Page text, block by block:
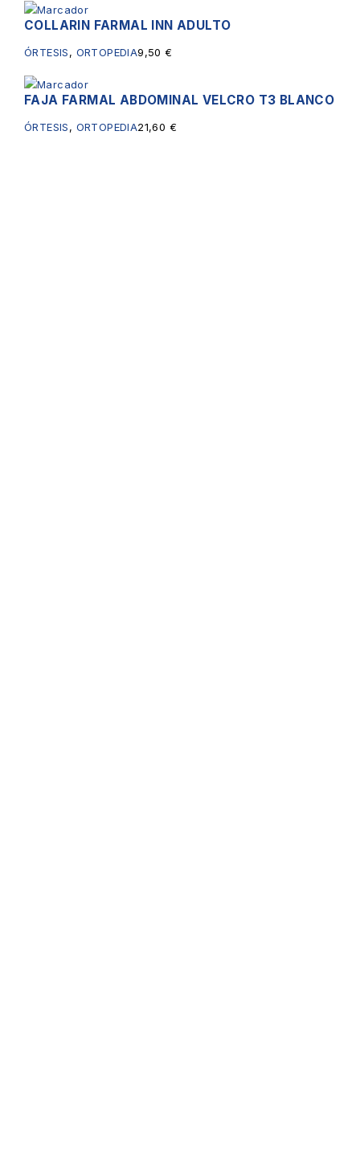
COLLARIN FARMAL INN ADULTO
ÓRTESIS, ORTOPEDIA9,50€
FAJA FARMAL ABDOMINAL VELCRO T3 BLANCO
ÓRTESIS, ORTOPEDIA21,60 €